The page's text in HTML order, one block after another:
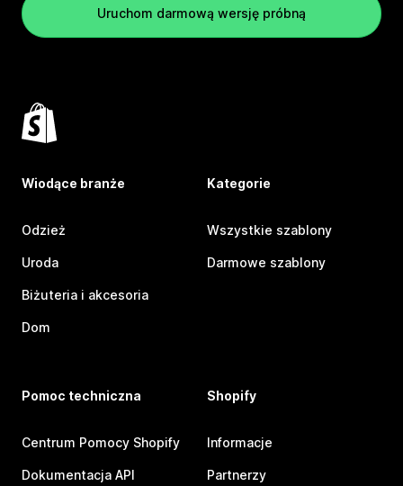
Uruchom darmową wersję próbną
Wiodące branże
Odzież
Uroda
Biżuteria i akcesoria
Dom
Kategorie
Wszystkie szablony
Darmowe szablony
Pomoc techniczna
Centrum Pomocy Shopify
Dokumentacja API
Shopify
Informacje
Partnerzy